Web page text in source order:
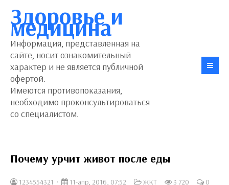
Здоровье и
медицина
Информация, представленная на
сайте, носит ознакомительный
характер и не является публичной
офертой.
Имеются противопоказания,
необходимо проконсультироваться
со специалистом.
Почему урчит живот после еды
1234554321 11-апр, 2016, 07:52 ЖКТ 3 720 0